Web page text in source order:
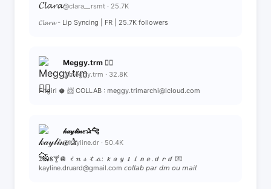
@clara__rsmt · 25.7K
𝓒𝓵𝓪𝓻𝓪 - Lip Syncing | FR | 25.7K followers
Meggy.trm 🏋️‍♀️
@meggy.trm · 32.8K
Fitgirl 🥥 📨 COLLAB : meggy.trimarchi@icloud.com
𝓀𝒶𝓎𝓁𝒾𝓃𝑒✰🐆
@kayline.dr · 50.4K
𝟐𝟎𝟎𝟖🍸🪩 𝒾𝓃𝓈𝓉𝒶: 𝙠𝙖𝙮𝙡𝙞𝙣𝙚.𝙙𝙧𝙙 💌
kayline.druard@gmail.com 𝘤𝘰𝘭𝘭𝘢𝘣 𝘱𝘢𝘳 𝘥𝘮 𝘰𝘶 𝘮𝘢𝘪𝘭